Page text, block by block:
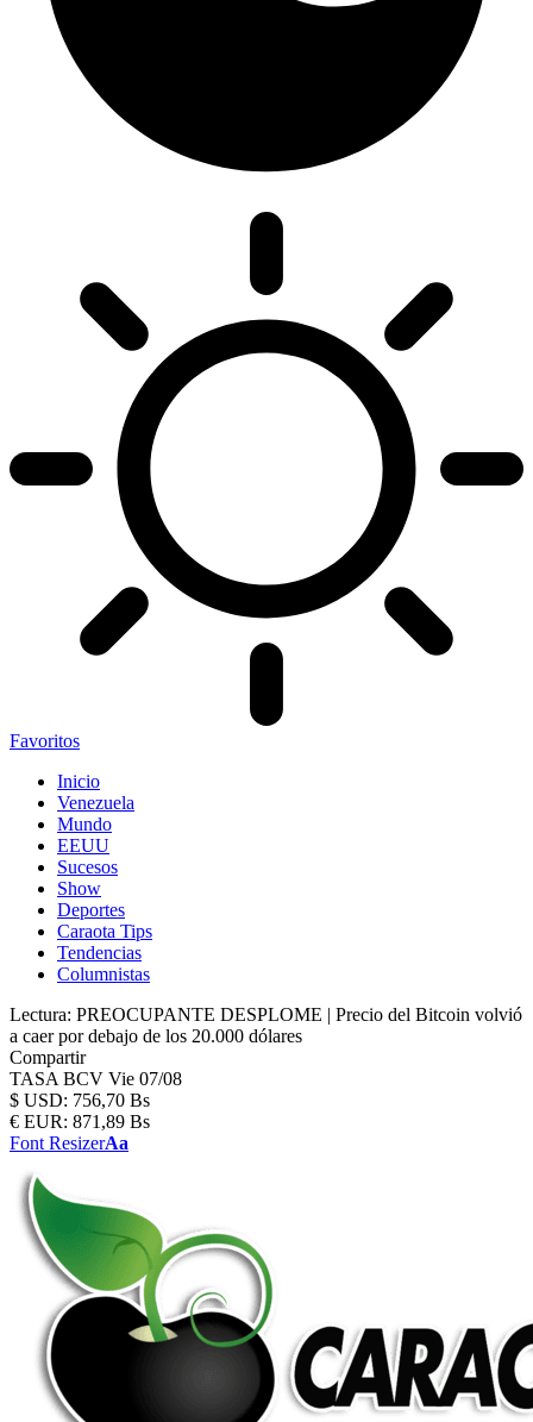
Favoritos
Inicio
Venezuela
Mundo
EEUU
Sucesos
Show
Deportes
Caraota Tips
Tendencias
Columnistas
Lectura: PREOCUPANTE DESPLOME | Precio del Bitcoin volvió
a caer por debajo de los 20.000 dólares
Compartir
TASA BCV Vie 07/08
$ USD: 756,70 Bs
€ EUR: 871,89 Bs
Font ResizerAa